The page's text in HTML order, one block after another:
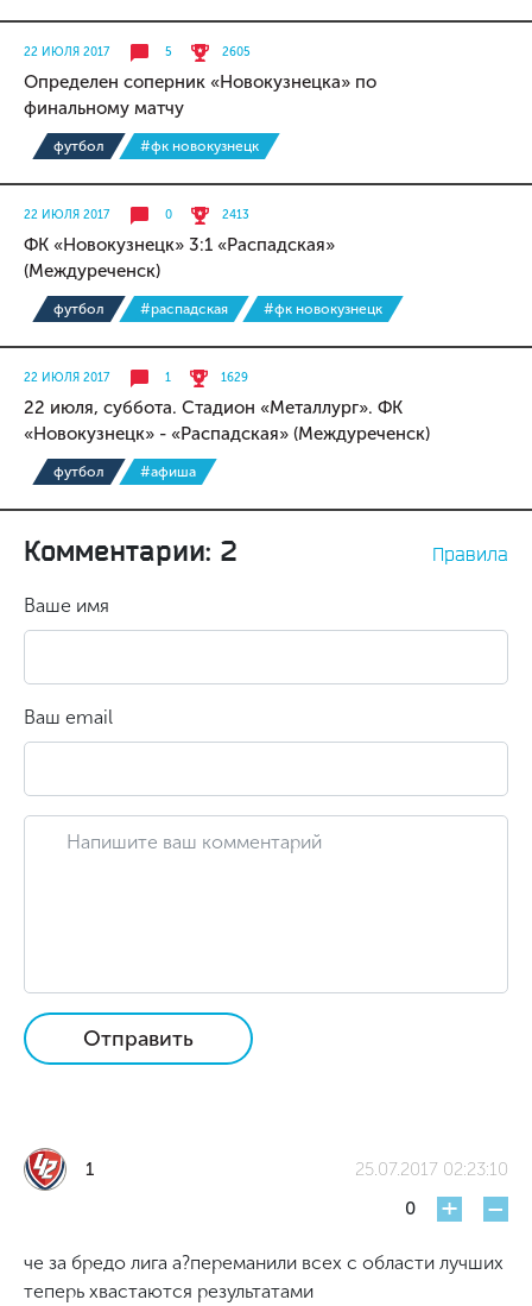
22 ИЮЛЯ 2017 5 2605
Определен соперник «Новокузнецка» по
финальному матчу
футбол #фк новокузнецк
22 ИЮЛЯ 2017 0 2413
ФК «Новокузнецк» 3:1 «Распадская»
(Междуреченск)
футбол #распадская #фк новокузнецк
22 ИЮЛЯ 2017 1 1629
22 июля, суббота. Стадион «Металлург». ФК
«Новокузнецк» - «Распадская» (Междуреченск)
футбол #афиша
Комментарии: 2 Правила
Ваше имя
Ваш email
Отправить
1
25.07.2017 02:23:10
0
+ -
че за бредо лига а?переманили всех с области лучших
теперь хвастаются результатами